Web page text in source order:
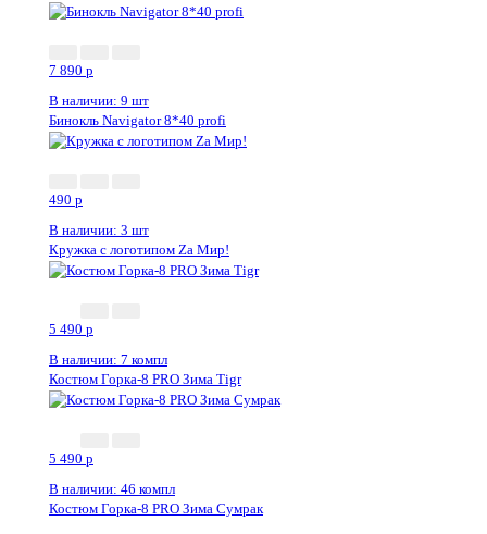
7 890 p
В наличии: 9 шт
Бинокль Navigator 8*40 profi
490 p
В наличии: 3 шт
Кружка с логотипом Zа Мир!
5 490 p
В наличии: 7 компл
Костюм Горка-8 PRO Зима Tigr
5 490 p
В наличии: 46 компл
Костюм Горка-8 PRO Зима Сумрак